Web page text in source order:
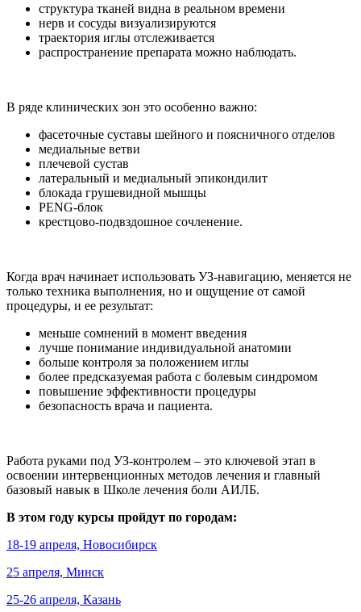
структура тканей видна в реальном времени
нерв и сосуды визуализируются
траектория иглы отслеживается
распространение препарата можно наблюдать.
В ряде клинических зон это особенно важно:
фасеточные суставы шейного и поясничного отделов
медиальные ветви
плечевой сустав
латеральный и медиальный эпикондилит
блокада грушевидной мышцы
PENG-блок
крестцово-подвздошное сочленение.
Когда врач начинает использовать УЗ-навигацию, меняется не
только техника выполнения, но и ощущение от самой
процедуры, и ее результат:
меньше сомнений в момент введения
лучше понимание индивидуальной анатомии
больше контроля за положением иглы
более предсказуемая работа с болевым синдромом
повышение эффективности процедуры
безопасность врача и пациента.
Работа руками под УЗ-контролем – это ключевой этап в
освоении интервенционных методов лечения и главный
базовый навык в Школе лечения боли АИЛБ.
В этом году курсы пройдут по городам:
18-19 апреля, Новосибирск
25 апреля, Минск
25-26 апреля, Казань